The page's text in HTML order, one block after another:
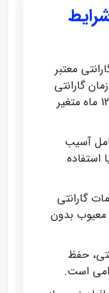
معتبر
گارانتی
بسته به نوع کالا بین 5 ماه تا 12 ماه متغیر
آسیب‌
استفاده
گارانتی
بدون
حفظ
است.